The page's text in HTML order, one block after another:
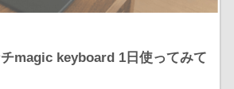
magic keyboard 1日使ってみて